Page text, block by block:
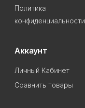
Политика
конфиденциальности
Аккаунт
Личный Кабинет
Сравнить товары